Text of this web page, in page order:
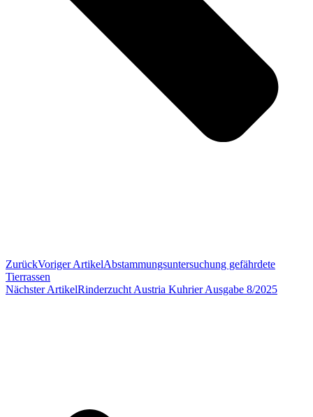
ZurückVoriger ArtikelAbstammungsuntersuchung gefährdete
Tierrassen
Nächster ArtikelRinderzucht Austria Kuhrier Ausgabe 8/2025